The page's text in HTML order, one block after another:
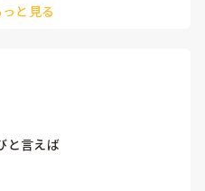
作った先を砂場にして大きな
りました！年長児は大盛り上
と見る
と言えば
いいのでアイデアをくださ